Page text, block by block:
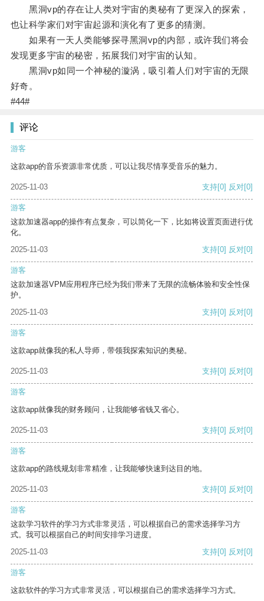
黑洞vp的存在让人类对宇宙的奥秘有了更深入的探索，
也让科学家们对宇宙起源和演化有了更多的猜测。
如果有一天人类能够探寻黑洞vp的内部，或许我们将会
发现更多宇宙的秘密，拓展我们对宇宙的认知。
黑洞vp如同一个神秘的漩涡，吸引着人们对宇宙的无限
好奇。
#44#
评论
游客
这款app的音乐资源非常优质，可以让我尽情享受音乐的魅力。
2025-11-03 支持[0] 反对[0]
游客
这款加速器app的操作有点复杂，可以简化一下，比如将设置页面进行优
化。
2025-11-03
支持[0] 反对[0]
游客
这款加速器VPM应用程序已经为我们带来了无限的流畅体验和安全性保
护。
2025-11-03
支持[0] 反对[0]
游客
这款app就像我的私人导师，带领我探索知识的奥秘。
2025-11-03 支持[0] 反对[0]
游客
这款app就像我的财务顾问，让我能够省钱又省心。
2025-11-03 支持[0] 反对[0]
游客
这款app的路线规划非常精准，让我能够快速到达目的地。
2025-11-03 支持[0] 反对[0]
游客
这款学习软件的学习方式非常灵活，可以根据自己的需求选择学习方
式。我可以根据自己的时间安排学习进度。
2025-11-03
支持[0] 反对[0]
游客
这款软件的学习方式非常灵活，可以根据自己的需求选择学习方式。